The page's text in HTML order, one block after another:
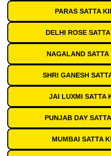
PARAS SATTA
DELHI ROSE
NAGALAND
SHRI GANESH
JAI LUXMI SATTA
PUNJAB DAY
MUMBAI SATTA